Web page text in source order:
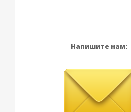
Напишите нам: